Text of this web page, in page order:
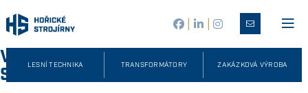
LESNÍ TECHNIKA TRANSFORMÁTORY ZAKÁZKOVÁ VÝROBA
VYBERTE SI Z NAŠÍ NABÍDKY
SLUŽEB